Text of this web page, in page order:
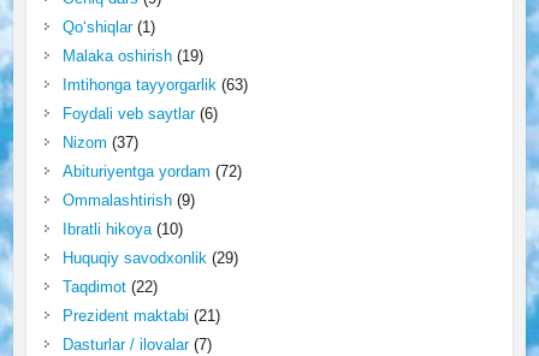
Qo‘shiqlar(1)
Malaka oshirish(19)
Imtihonga tayyorgarlik(63)
Foydali veb saytlar(6)
Nizom (37)
Abituriyentga yordam (72)
Ommalashtirish(9)
Ibratli hikoya(10)
Huquqiy savodxonlik(29)
Taqdimot(22)
Prezident maktabi (21)
Dasturlar / ilovalar(7)